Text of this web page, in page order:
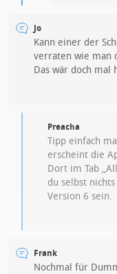
Jo
Kann einer der
verraten wie man
Das wär doch mal
Preacha
Tipp einfach
erscheint die
Dort im Tab
du selbst
Version 6 sein.
Frank
Nochmal für